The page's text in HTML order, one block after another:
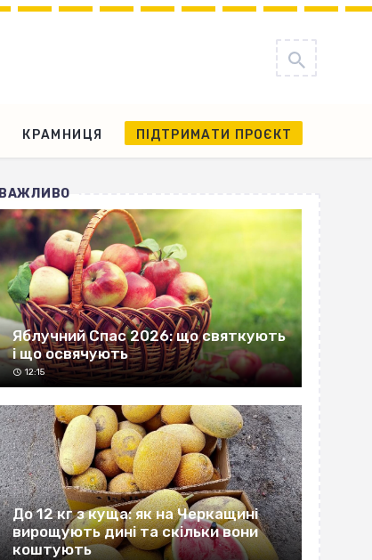
КРАМНИЦЯ ПІДТРИМАТИ ПРОЄКТ
ВАЖЛИВО
Яблучний Спас 2026: що святкують
і що освячують
12:15
До 12 кг з куща: як на Черкащині
вирощують дині та скільки вони
коштують